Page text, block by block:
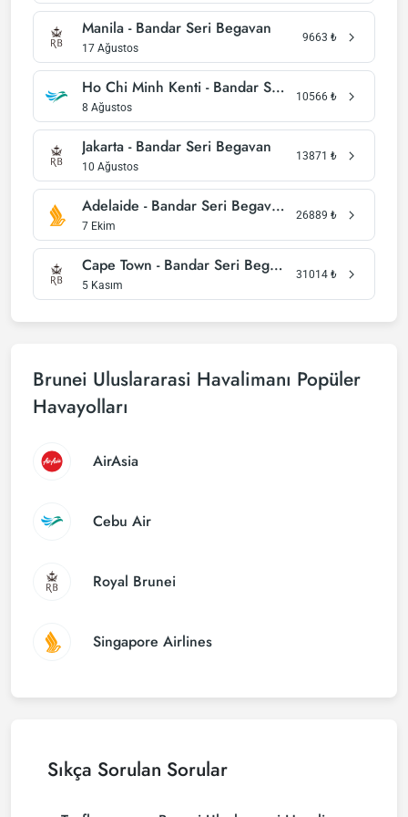
Manila - Bandar Seri Begavan
17 Ağustos
9663 ₺
Ho Chi Minh Kenti - Bandar Seri Begavan
8 Ağustos
10566 ₺
Jakarta - Bandar Seri Begavan
10 Ağustos
13871 ₺
Adelaide - Bandar Seri Begavan
7 Ekim
26889 ₺
Cape Town - Bandar Seri Begavan
5 Kasım
31014 ₺
Brunei Uluslararasi Havalimanı Popüler
Havayolları
AirAsia
Cebu Air
Royal Brunei
Singapore Airlines
Sıkça Sorulan Sorular